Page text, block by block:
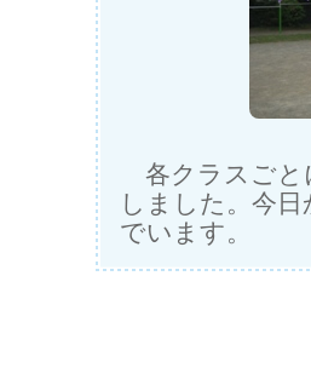
各クラスごと
しました。今
でいます。